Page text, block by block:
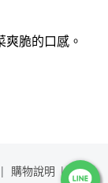
脆的口感。
購物說明